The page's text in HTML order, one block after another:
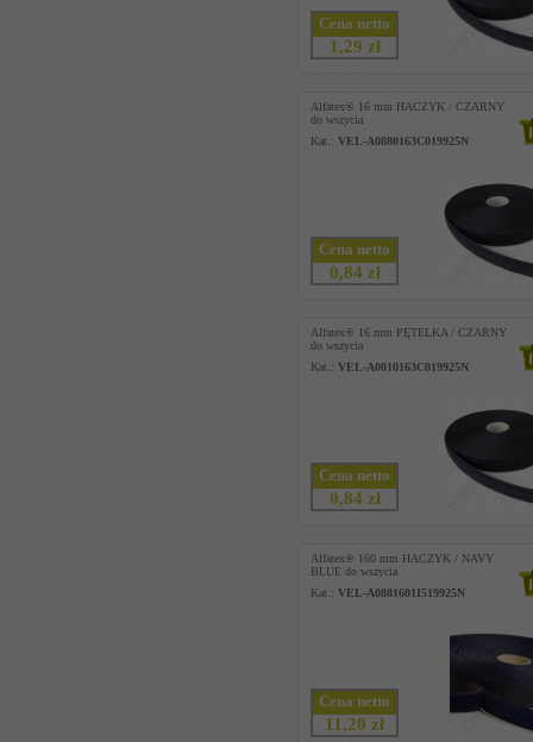
Cena netto
1,29 zł
Alfatex® 16 mm HACZYK / CZARNY
do wszycia
Kat.: VEL-A0880163C019925N
Cena netto
0,84 zł
Alfatex® 16 mm PĘTELKA / CZARNY
do wszycia
Kat.: VEL-A0010163C019925N
Cena netto
0,84 zł
Alfatex® 160 mm HACZYK / NAVY
BLUE do wszycia
Kat.: VEL-A0881601I519925N
Cena netto
11,20 zł